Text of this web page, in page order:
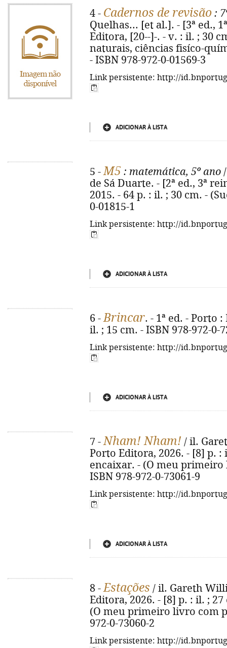
4 - Cadernos de revisão :
Quelhas... [et al.]. - [3ª ed.,
Editora, [20--]-. - v. : il. ; 30
naturais, ciências fisíco-
- ISBN 978-972-0-01569-3
Link persistente: http://
ADICIONAR À LISTA
5 -M5 : matemática, 5º ano
de Sá Duarte. - [2ª ed., 3ª
2015. - 64 p. : il. ; 30 cm. -
0-01815-1
Link persistente: http://
ADICIONAR À LISTA
6 -Brincar. - 1ª ed. - Porto
il. ; 15 cm. - ISBN 978-972-0-
Link persistente: http://
ADICIONAR À LISTA
7 -Nham! Nham! / il.
Porto Editora, 2026. - [8] p. :
encaixar. - (O meu primeiro
ISBN 978-972-0-73061-9
Link persistente: http://
ADICIONAR À LISTA
8 -Estações / il. Gareth
Editora, 2026. - [8] p. : il. ;
(O meu primeiro livro com
972-0-73060-2
Link persistente: http://